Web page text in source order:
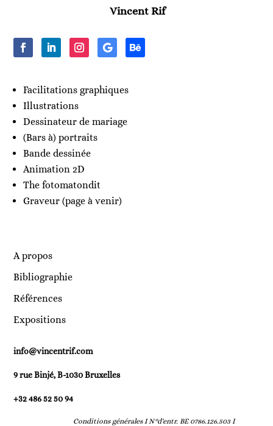
Vincent Rif
Facilitations graphiques
Illustrations
Dessinateur de mariage
(Bars à) portraits
Bande dessinée
Animation 2D
The fotomatondit
Graveur (page à venir)
A propos
Bibliographie
Références
Expositions
info@vincentrif.com
9 rue Binjé, B-1030 Bruxelles
+32 486 52 50 94
Conditions générales IN°d'entr. BE 0786.126.503 I